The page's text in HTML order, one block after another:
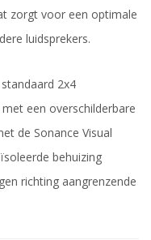
zorgt voor een optimale
luidsprekers.
2x4
een overschilderbare
de Sonance Visual
behuizing
richting aangrenzende